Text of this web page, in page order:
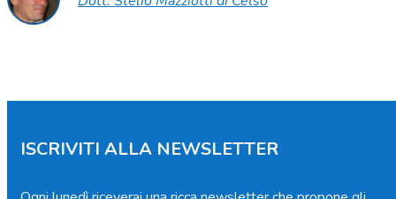
ISCRIVITI ALLA NEWSLETTER